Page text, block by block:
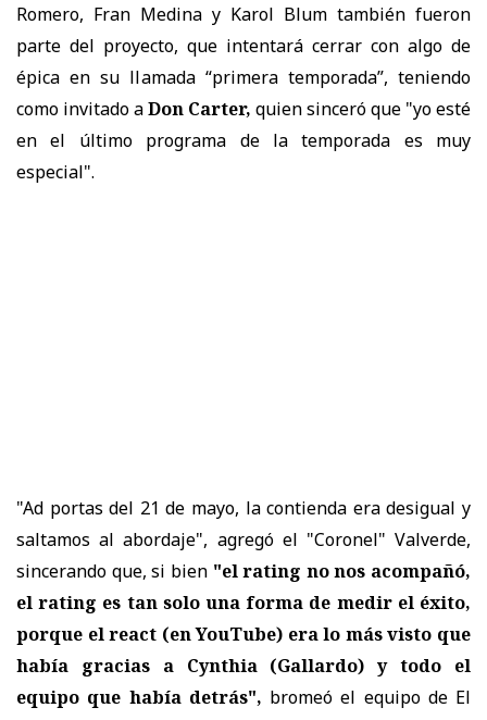
Romero, Fran Medina y Karol Blum también fueron
parte del proyecto, que intentará cerrar con algo de
épica en su llamada “primera temporada”, teniendo
como invitado aDon Carter, quien sinceró que "yo esté
en el último programa de la temporada es muy
especial".
"Ad portas del 21 de mayo, la contienda era desigual y
saltamos al abordaje", agregó el "Coronel" Valverde,
sincerando que, si bien "el rating no nos acompañó,
el rating es tan solo una forma de medir el éxito,
porque el react (en YouTube) era lo más visto que
había gracias a Cynthia (Gallardo) y todo el
equipo que había detrás", bromeó el equipo de El